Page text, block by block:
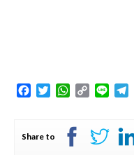
FacebookTwitterWhatsApp
Copy
Line
Share to